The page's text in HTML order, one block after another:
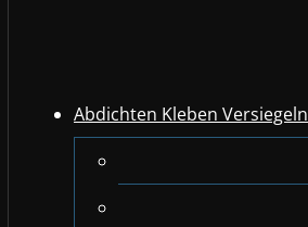
Abdichten Kleben Versiegeln